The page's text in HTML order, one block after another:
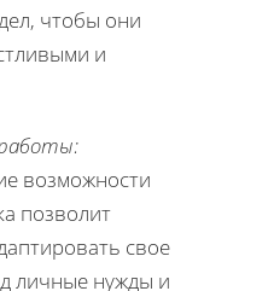
чтобы они
и
возможности
позволит
свое
личные нужды и